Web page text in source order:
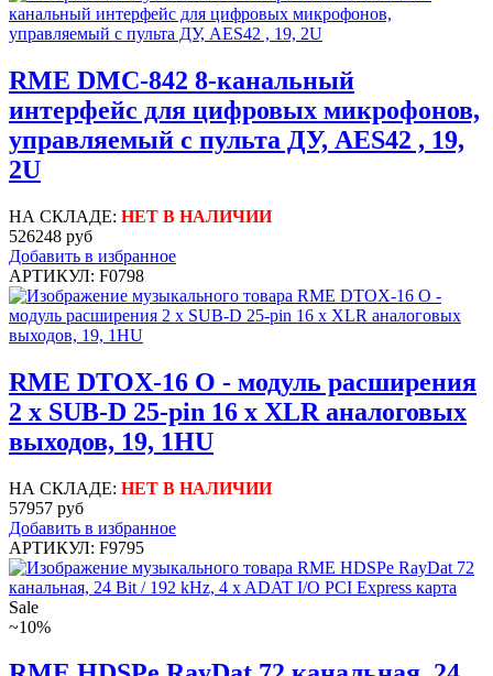
RME DMC-842 8-канальный
интерфейс для цифровых микрофонов,
управляемый с пульта ДУ, AES42 , 19,
2U
НА СКЛАДЕ: НЕТ В НАЛИЧИИ
526248 руб
Добавить в избранное
АРТИКУЛ: F0798
RME DTOX-16 O - модуль расширения
2 x SUB-D 25-pin 16 x XLR аналоговых
выходов, 19, 1HU
НА СКЛАДЕ: НЕТ В НАЛИЧИИ
57957 руб
Добавить в избранное
АРТИКУЛ: F9795
Sale
~10%